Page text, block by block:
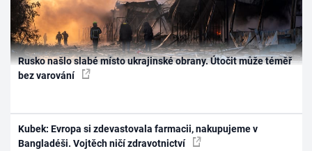
Rusko našlo slabé místo ukrajinské obrany. Útočit může téměř
bez varování
Kubek: Evropa si zdevastovala farmacii, nakupujeme v
Bangladéši. Vojtěch ničí zdravotnictví